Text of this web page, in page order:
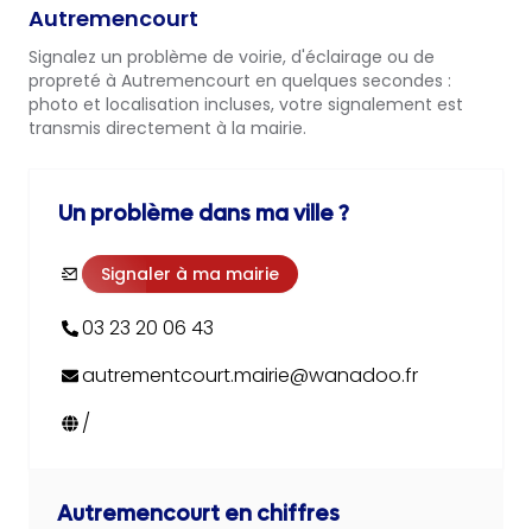
Autremencourt
Signalez un problème de voirie, d'éclairage ou de
propreté à Autremencourt en quelques secondes :
photo et localisation incluses, votre signalement est
transmis directement à la mairie.
Un problème dans ma ville ?
Signaler à ma mairie
03 23 20 06 43
autrementcourt.mairie@wanadoo.fr
/
Autremencourt en chiffres